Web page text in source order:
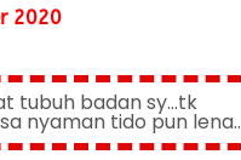
2020
tubuh badan sy...tk
nyaman tido pun lena..